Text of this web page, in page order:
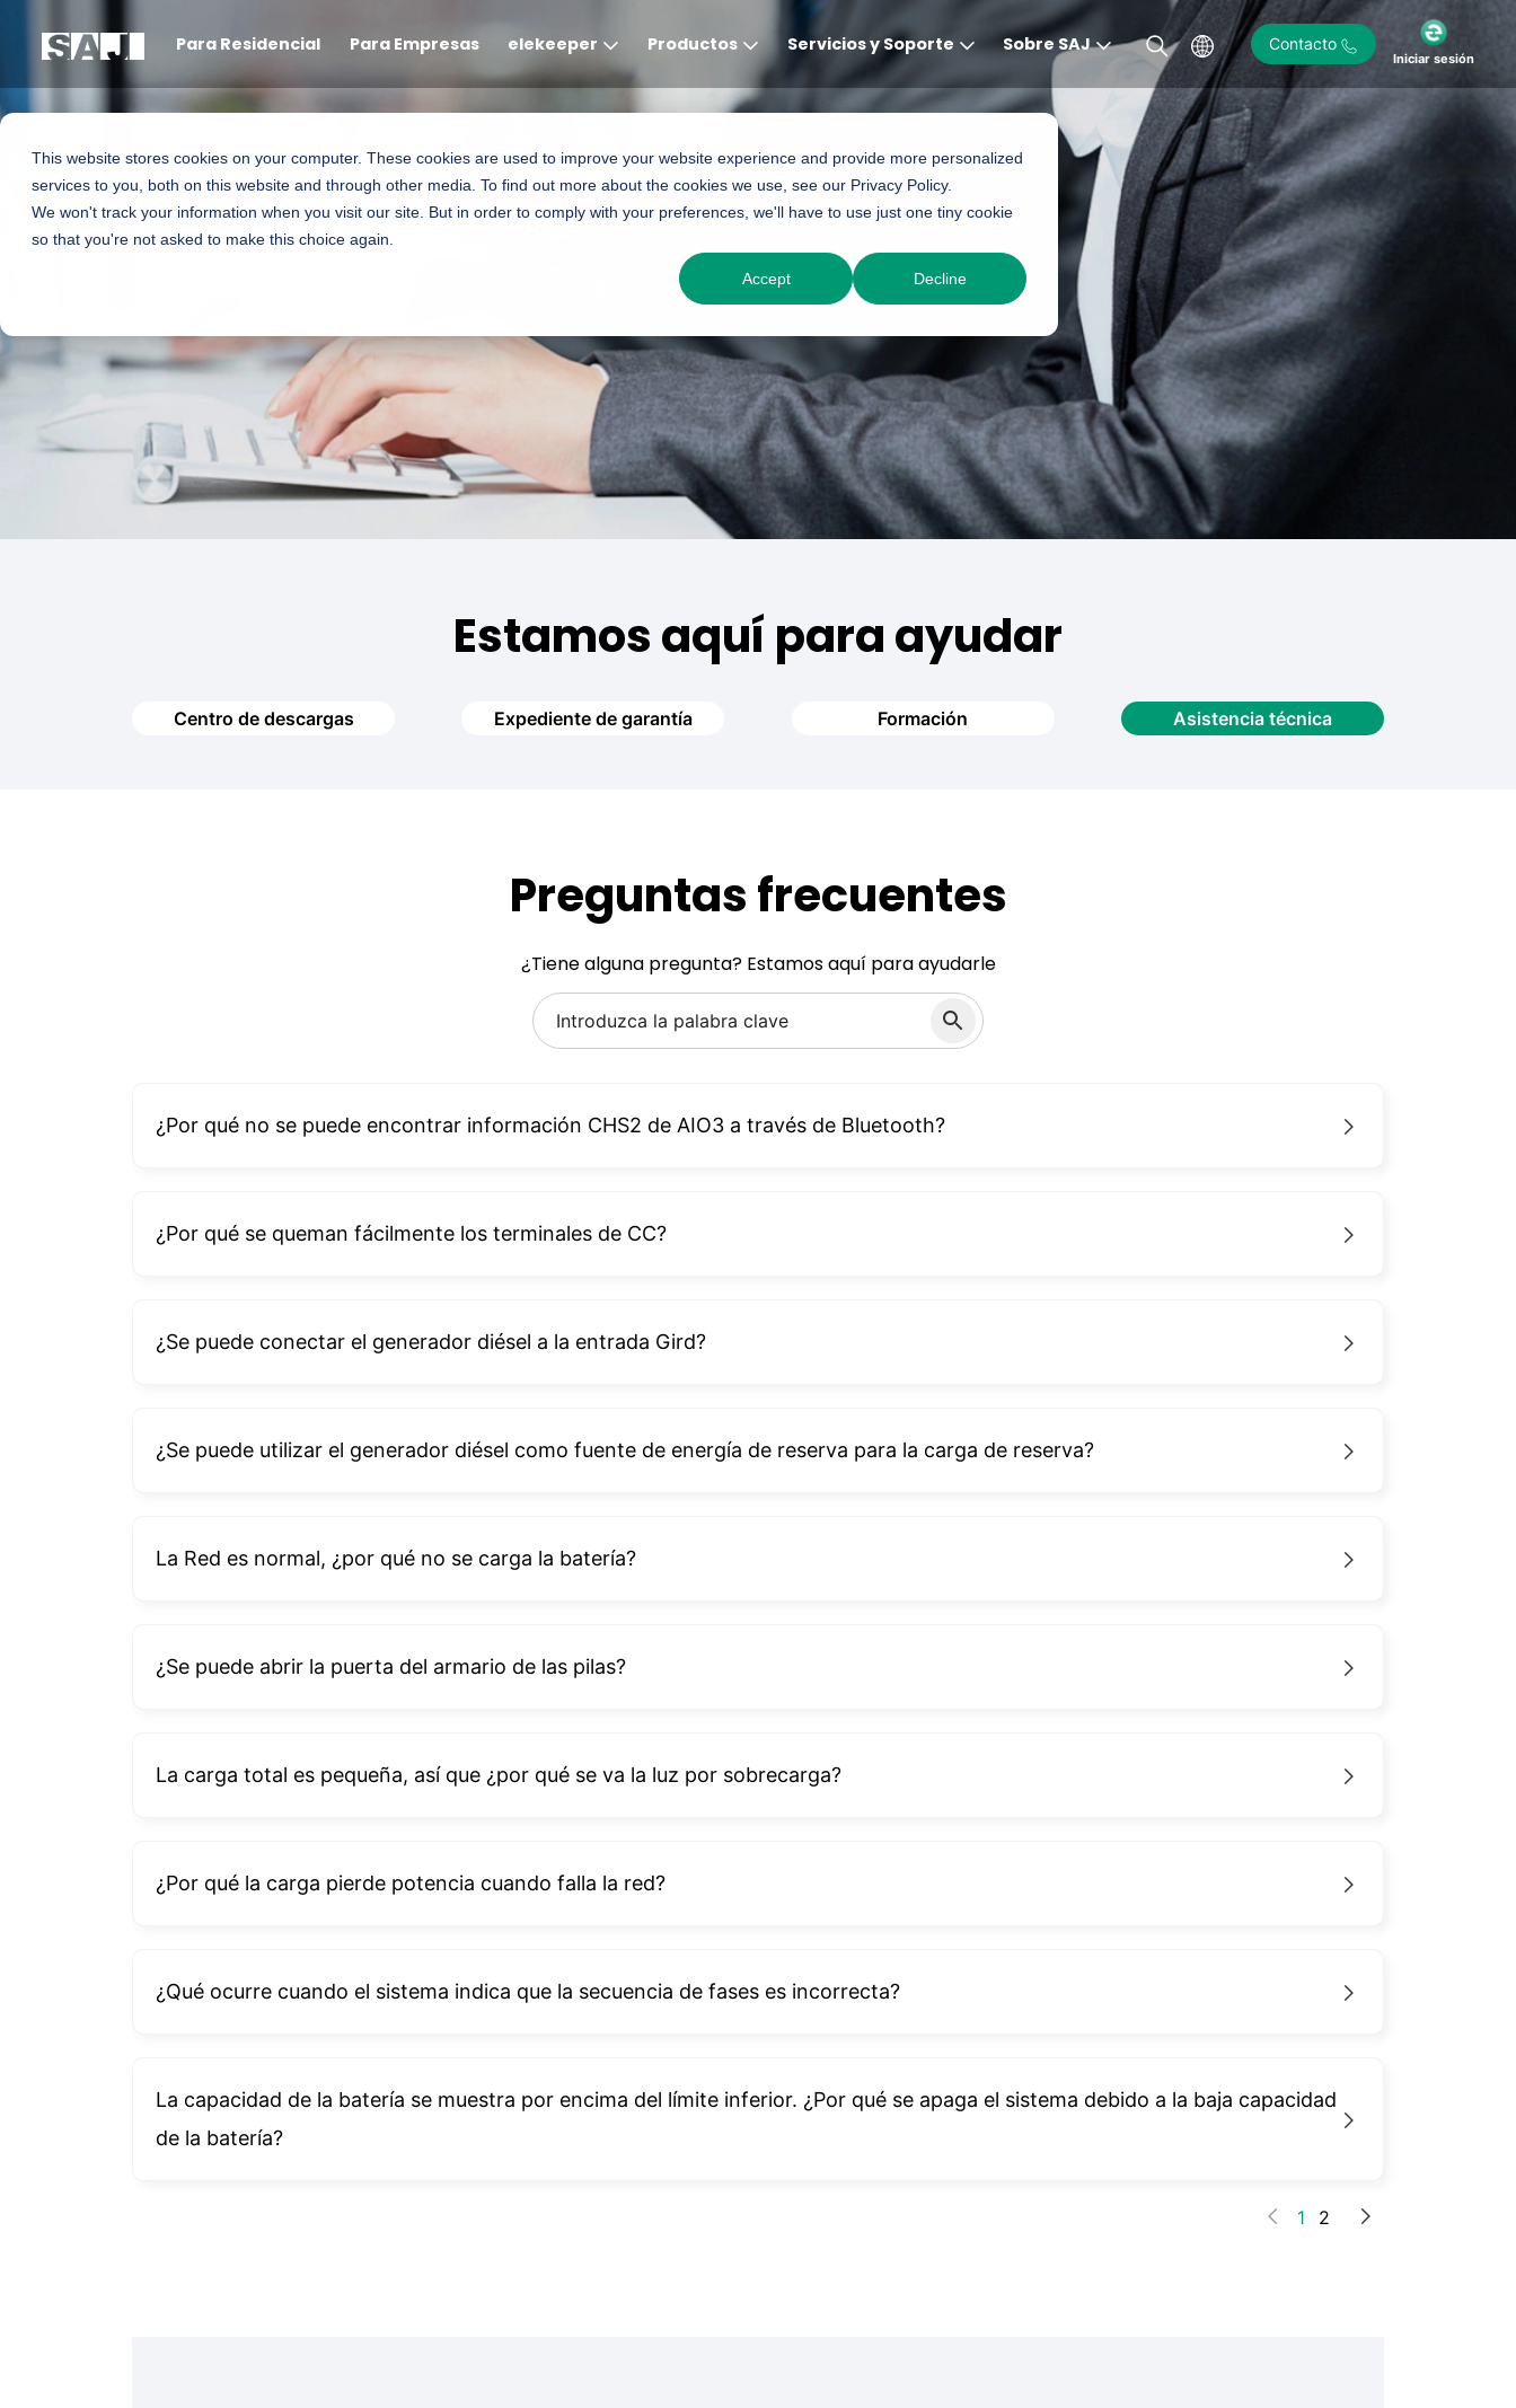
This website stores cookies on your computer. These cookies are used to improve your website experience and provide more personalized
services to you, both on this website and through other media. To find out more about the cookies we use, see our Privacy Policy.
We won't track your information when you visit our site. But in order to comply with your preferences, we'll have to use just one tiny cookie
so that you're not asked to make this choice again.
Accept Decline
Para Residencial Para Empresas elekeeper Productos Servicios y Soporte Sobre SAJ Contacto
Iniciar sesión
English English English
Français (Afrique)
Deutsch
Espanol
English
România
Polski
English
Espanol
Estamos aquí para ayudar
Centro de descargas Expediente de garantía Formación Asistencia técnica
Preguntas frecuentes
¿Tiene alguna pregunta? Estamos aquí para ayudarle
¿Por qué no se puede encontrar información CHS2 de AIO3 a través de Bluetooth?
¿Por qué se queman fácilmente los terminales de CC?
¿Se puede conectar el generador diésel a la entrada Gird?
¿Se puede utilizar el generador diésel como fuente de energía de reserva para la carga de reserva?
La Red es normal, ¿por qué no se carga la batería?
¿Se puede abrir la puerta del armario de las pilas?
La carga total es pequeña, así que ¿por qué se va la luz por sobrecarga?
¿Por qué la carga pierde potencia cuando falla la red?
¿Qué ocurre cuando el sistema indica que la secuencia de fases es incorrecta?
La capacidad de la batería se muestra por encima del límite inferior. ¿Por qué se apaga el sistema debido a la baja capacidad
de la batería?
1 2